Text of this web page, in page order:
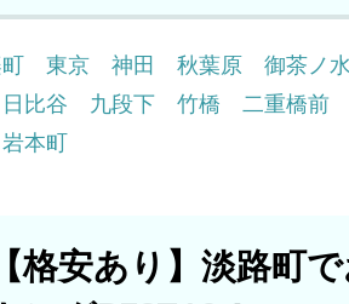
東京 神田 秋葉原 御茶ノ水
日比谷 九段下 竹橋 二重橋前
岩本町
【格安あり】淡路町